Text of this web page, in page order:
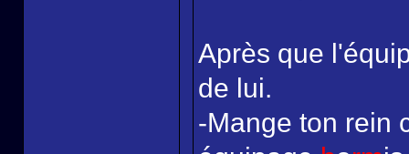
Après que
de lui.
-Mange ton rein